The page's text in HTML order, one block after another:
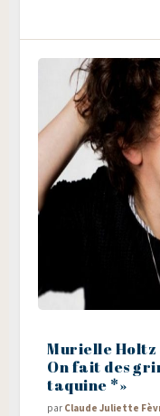
Murielle Holtz
On fait des
taquine *»
par Claude Juliette